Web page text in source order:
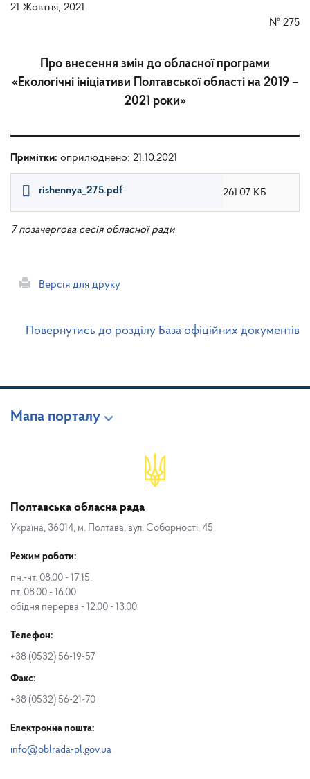
21 Жовтня, 2021
№ 275
Про внесення змін до обласної програми
«Екологічні ініціативи Полтавської області на 2019 –
2021 роки»
Примітки: оприлюднено: 21.10.2021
rishennya_275.pdf 261.07 КБ
7 позачергова сесія обласної ради
Версія для друку
Повернутись до розділу База офіційних документів
Мапа порталу
Полтавська обласна рада
Україна, 36014, м. Полтава, вул. Соборності, 45
Режим роботи:
пн.-чт. 08.00 - 17.15,
пт. 08.00 - 16.00
обідня перерва - 12.00 - 13.00
Телефон:
+38 (0532) 56-19-57
Факс:
+38 (0532) 56-21-70
Електронна пошта:
info@oblrada-pl.gov.ua